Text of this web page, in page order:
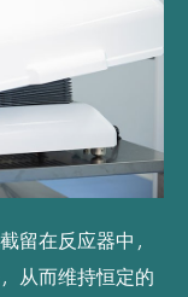
留在反应器中，
从而维持恒定的